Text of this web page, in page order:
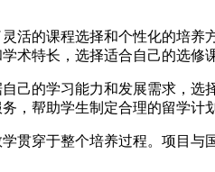
活的课程选择和个性化的培
术特长，选择适合自己的选修
己的学习能力和发展需求，
，帮助学生制定合理的留学计
贯穿于整个培养过程。项目